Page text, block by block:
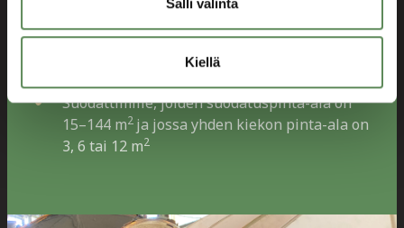
Kiellä
Saatavana olevat laattakoot:
Suodattimille, joiden suodatuspinta-ala on
15–144 m2 ja jossa yhden kiekon pinta-ala on
3, 6 tai 12 m2